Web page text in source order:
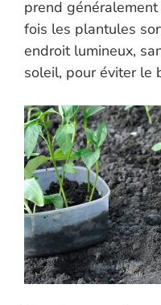
prend
fois les plantules
endroit lumineux,
soleil, pour éviter le